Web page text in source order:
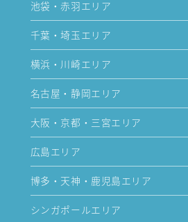
池袋・赤羽エリア
千葉・埼玉エリア
横浜・川崎エリア
名古屋・静岡エリア
大阪・京都・三宮エリア
広島エリア
博多・天神・鹿児島エリア
シンガポールエリア